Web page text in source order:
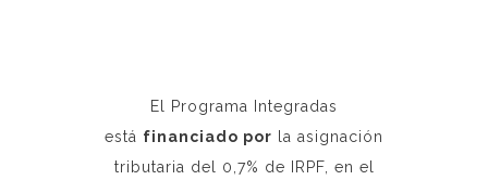
El Programa Integradas
está financiado por la asignación
tributaria del 0,7% de IRPF, en el